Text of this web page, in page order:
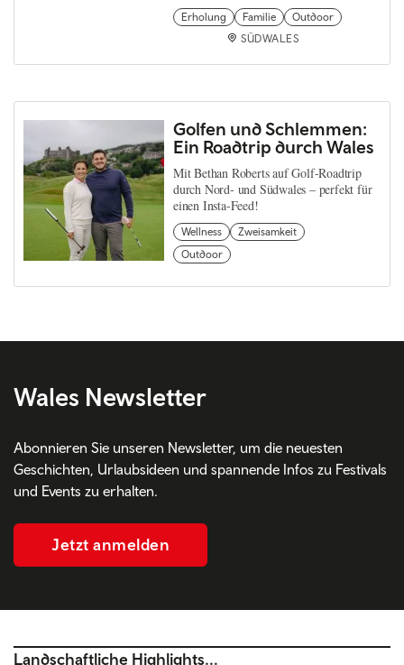
Erholung Familie
Outdoor
SÜDWALES
Golfen und Schlemmen:
Ein Roadtrip durch Wales
Mit Bethan Roberts auf Golf-Roadtrip
durch Nord- und Südwales – perfekt für
einen Insta-Feed!
Wellness
Zweisamkeit
Outdoor
Wales Newsletter
Abonnieren Sie unseren Newsletter, um die neuesten
Geschichten, Urlaubsideen und spannende Infos zu Festivals
und Events zu erhalten.
Jetzt anmelden
Landschaftliche Highlights...